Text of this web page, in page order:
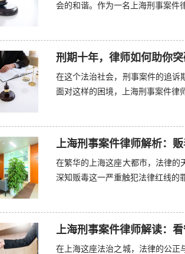
会的和谐。作为一名上海刑事案件
刑期十年，律师如何助你突
在这个法治社会，刑事案件的追诉
面对这样的困境，上海刑事案件律
上海刑事案件律师解析：
在繁华的上海这座大都市，法律的
深知贩毒这一严重触犯法律红线的
上海刑事案件律师解读：
在上海这座法治之城，法律的公正